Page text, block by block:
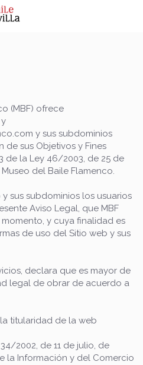
(MBF) ofrece
y sus subdominios
de sus Objetivos y Fines
de la Ley 46/2003, de 25 de
del Baile Flamenco.
sus subdominios los usuarios
Aviso Legal, que MBF
y cuya finalidad es
de uso del Sitio web y sus
declara que es mayor de
legal de obrar de acuerdo a
titularidad de la web
2002, de 11 de julio, de
la Información y del Comercio